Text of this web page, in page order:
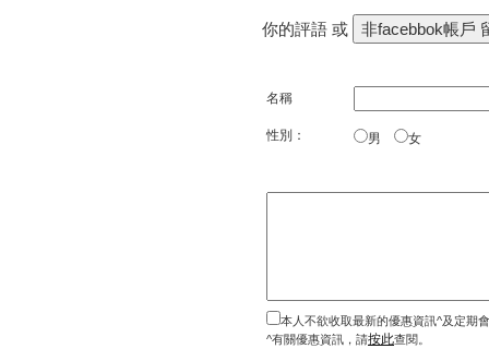
你的評語 或
名稱
性別： 男 女
本人不欲收取最新的優惠資訊^及定期
^有關優惠資訊，請按此查閱。